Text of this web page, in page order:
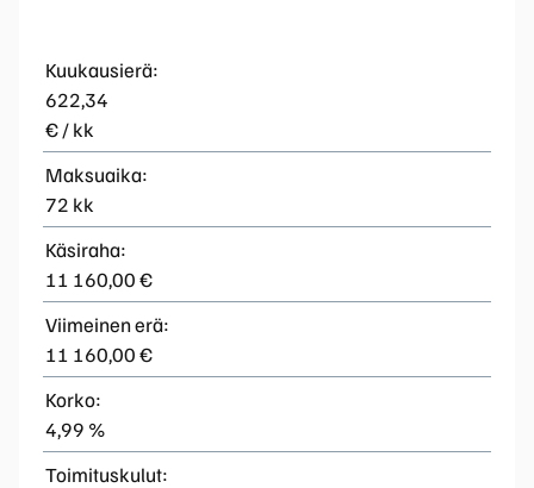
Kuukausierä:
622,34
€ / kk
Maksuaika:
72 kk
Käsiraha:
11 160,00 €
Viimeinen erä:
11 160,00 €
Korko:
4,99 %
Toimituskulut: